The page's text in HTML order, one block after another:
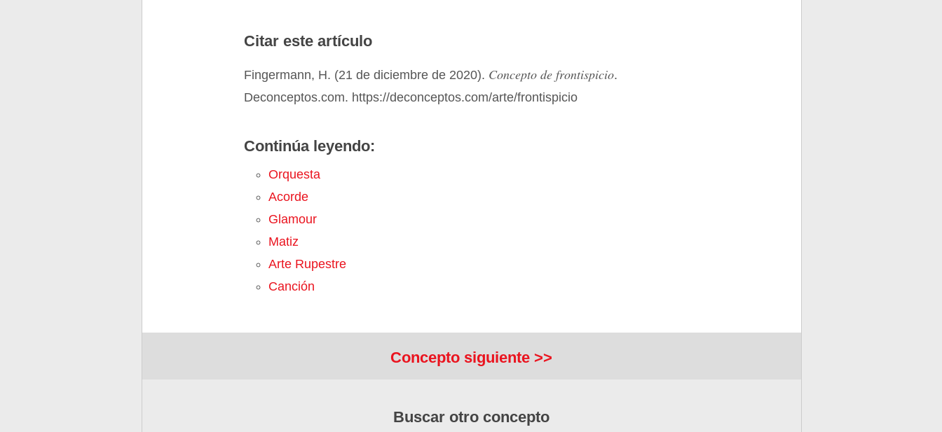
Citar este artículo
Fingermann, H. (21 de diciembre de 2020). Concepto de frontispicio.
Deconceptos.com. https://deconceptos.com/arte/frontispicio
Continúa leyendo:
Orquesta
Acorde
Glamour
Matiz
Arte Rupestre
Canción
Concepto siguiente >>
Buscar otro concepto